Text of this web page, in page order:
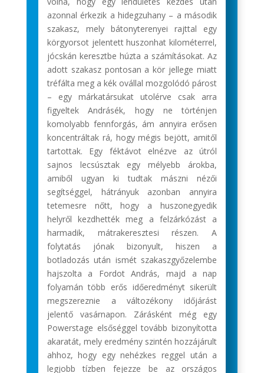
azonnal érkezik a hidegzuhany – a második
szakasz, mely bátonyterenyei rajttal egy
körgyorsot jelentett huszonhat kilométerrel,
jócskán keresztbe húzta a számításokat. Az
adott szakasz pontosan a kör jellege miatt
tréfálta meg a kék ovállal mozgolódó párost
– egy márkatársukat utolérve csak arra
figyeltek Andrásék, hogy ne történjen
komolyabb fennforgás, ám annyira erősen
koncentráltak rá, hogy mégis bejött, amitől
tartottak. Egy féktávot elnézve az útról
sajnos lecsúsztak egy mélyebb árokba,
amiből ugyan ki tudtak mászni nézői
segítséggel, hátrányuk azonban annyira
tetemesre nőtt, hogy a huszonegyedik
helyről kezdhették meg a felzárkózást a
harmadik, mátrakeresztesi részen. A
folytatás jónak bizonyult, hiszen a
botladozás után ismét szakaszgyőzelembe
hajszolta a Fordot András, majd a nap
folyamán több erős időeredményt sikerült
megszereznie a változékony időjárást
jelentő vasárnapon. Zárásként még egy
Powerstage elsőséggel tovább bizonyította
akaratát, mely eredmény szintén hozzájárult
ahhoz, hogy egy nehézkes reggel után a
legjobb tízben fejezze be az országos